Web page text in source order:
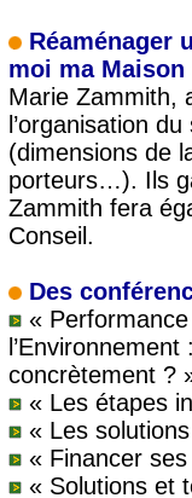
Réaménager
moi ma Maison
Marie Zammith,
l’organisation
(dimensions de
porteurs…). Ils
Zammith fera
Conseil.
Des
«
concrètement ?
« Les étapes
« Les
« Financer
« Solutions et